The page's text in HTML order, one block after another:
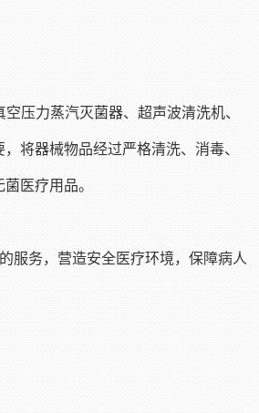
压力蒸汽灭菌器、超声波清洗机、
将器械物品经过严格清洗、消毒、
医疗用品。
服务，营造安全医疗环境，保障病人